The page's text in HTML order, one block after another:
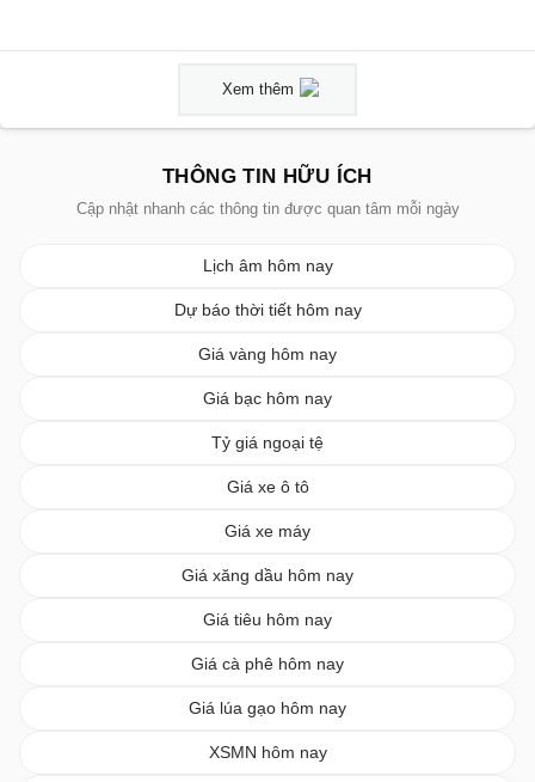
Xem thêm
THÔNG TIN HỮU ÍCH
Cập nhật nhanh các thông tin được quan tâm mỗi ngày
Lịch âm hôm nay
Dự báo thời tiết hôm nay
Giá vàng hôm nay
Giá bạc hôm nay
Tỷ giá ngoại tệ
Giá xe ô tô
Giá xe máy
Giá xăng dầu hôm nay
Giá tiêu hôm nay
Giá cà phê hôm nay
Giá lúa gạo hôm nay
XSMN hôm nay